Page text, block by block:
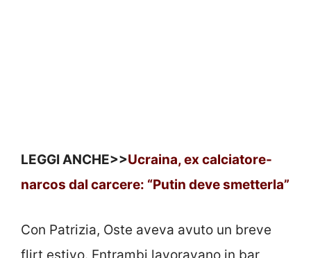
LEGGI ANCHE>>Ucraina, ex calciatore-
narcos dal carcere: “Putin deve smetterla”
Con Patrizia, Oste aveva avuto un breve
flirt estivo. Entrambi lavoravano in bar